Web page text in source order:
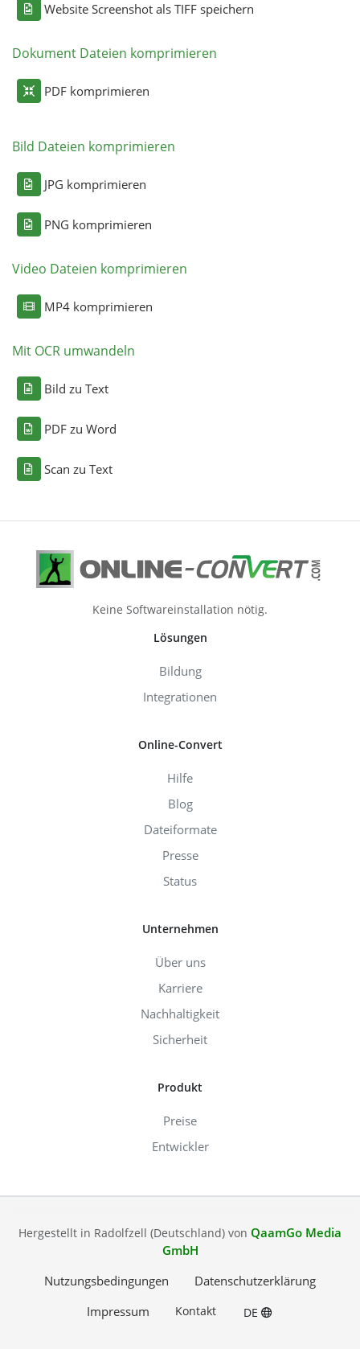
Website Screenshot als TIFF speichern
Dokument Dateien komprimieren
PDF komprimieren
Bild Dateien komprimieren
JPG komprimieren
PNG komprimieren
Video Dateien komprimieren
MP4 komprimieren
Mit OCR umwandeln
Bild zu Text
PDF zu Word
Scan zu Text
Keine Softwareinstallation nötig.
Lösungen
Bildung
Integrationen
Online-Convert
Hilfe
Blog
Dateiformate
Presse
Status
Unternehmen
Über uns
Karriere
Nachhaltigkeit
Sicherheit
Produkt
Preise
Entwickler
Hergestellt in Radolfzell (Deutschland) von QaamGo Media
GmbH
Nutzungsbedingungen
Datenschutzerklärung
Impressum
Kontakt DE